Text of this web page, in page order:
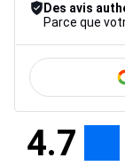
Des avis
4.7